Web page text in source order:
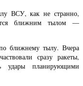
ВСУ, как не странно,
ближним тылом —
ближнему тылу. Вчера
сразу ракеты,
удары планирующими